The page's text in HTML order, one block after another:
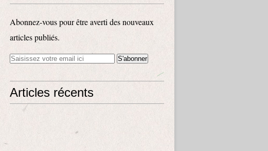
Abonnez-vous pour être averti des nouveaux
articles publiés.
Articles récents